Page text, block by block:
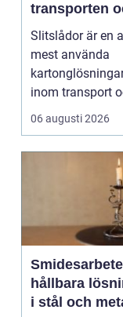
transporten
stärker
Slitslådor är en
mest använda
inom transport
logis...
06 augusti 2026
hållbara
i stål och